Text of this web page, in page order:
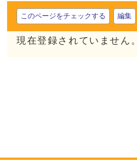
このページをチェックする 編集
現在登録されていません。